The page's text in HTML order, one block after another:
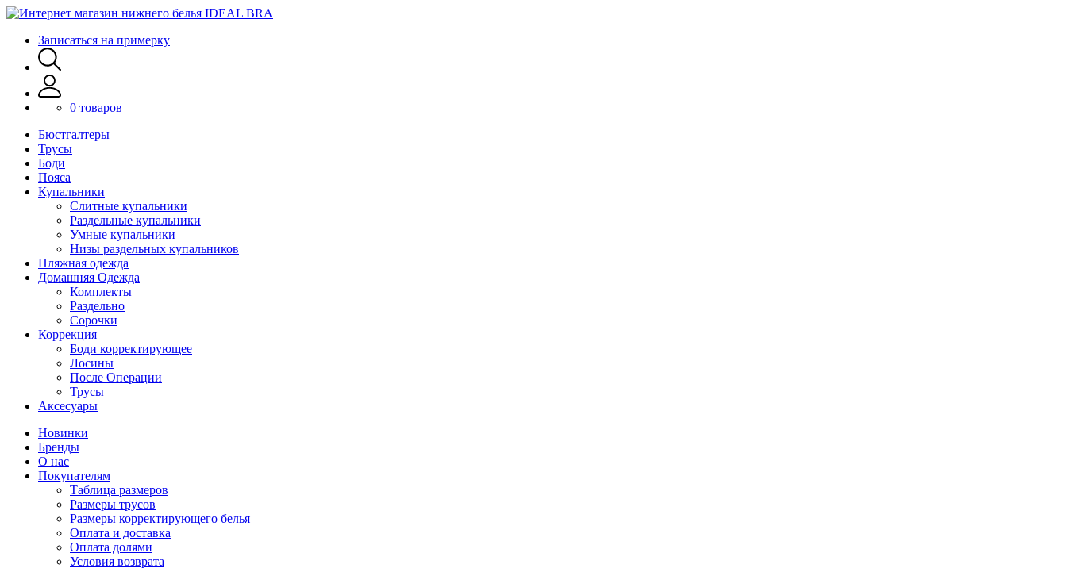
Записаться на примерку
0 товаров
Бюстгалтеры
Трусы
Боди
Пояса
Купальники
Слитные купальники
Раздельные купальники
Умные купальники
Низы раздельных купальников
Пляжная одежда
Домашняя Одежда
Комплекты
Раздельно
Сорочки
Коррекция
Боди корректирующее
Лосины
После Операции
Трусы
Аксесуары
Новинки
Бренды
О нас
Покупателям
Таблица размеров
Размеры трусов
Размеры корректирующего белья
Оплата и доставка
Оплата долями
Условия возврата